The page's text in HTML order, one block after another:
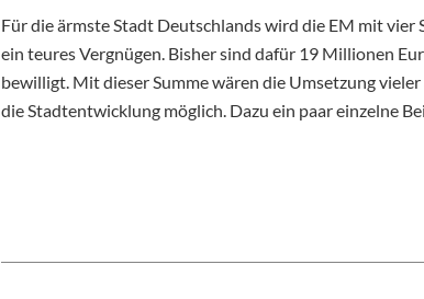
Für die ärmste Stadt Deutschlands wird die EM mit vier
ein teures Vergnügen. Bisher sind dafür 19 Millionen
bewilligt. Mit dieser Summe wären die Umsetzung
die Stadtentwicklung möglich. Dazu ein paar einzelne